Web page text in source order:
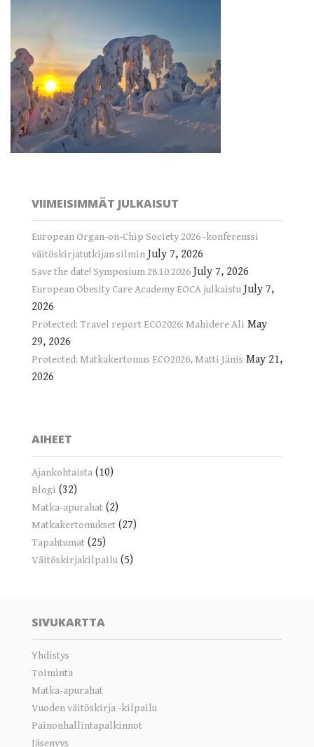
VIIMEISIMMÄT JULKAISUT
European Organ-on-Chip Society 2026 -konferenssi
väitöskirjatutkijan silmin July 7, 2026
Save the date! Symposium 28.10.2026 July 7, 2026
European Obesity Care Academy EOCA julkaistu July 7,
2026
Protected: Travel report ECO2026: Mahidere Ali May
29, 2026
Protected: Matkakertomus ECO2026, Matti Jänis May 21,
2026
AIHEET
Ajankohtaista (10)
Blogi (32)
Matka-apurahat (2)
Matkakertomukset (27)
Tapahtumat (25)
Väitöskirjakilpailu (5)
SIVUKARTTA
Yhdistys
Toiminta
Matka-apurahat
Vuoden väitöskirja -kilpailu
Painonhallintapalkinnot
Jäsenyys